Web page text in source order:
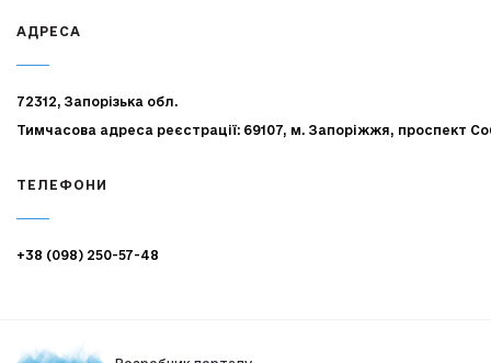
АДРЕСА
72312, Запорізька обл.
Тимчасова адреса реєстрації: 69107, м. Запоріжжя, проспект
ТЕЛЕФОНИ
+38 (098) 250-57-48